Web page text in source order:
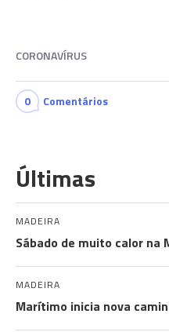
CORONAVÍRUS
0 Comentários
Últimas
MADEIRA
Sábado de muito calor na
MADEIRA
Marítimo inicia nova